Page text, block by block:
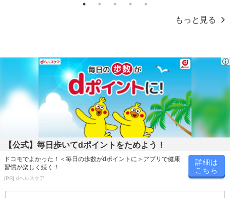
あらかじめご了承いただいた上でお申込みください。なお、本理由
【お支払いについて】
※お支払い方法は、電話料金合算払い、クレジットカード払い、dポ
イントがご利用いただけます。
【発送・お届け・商品について】
※お申込み頂きました商品の同梱、お届けの日時指定はいたしかね
※お客様のご都合でお受取りいただけない場合、商品の再発送や返
金はいたしかねます。
また、お届け日時のご指定は、お受けできません。宅配業者からの
不在票にてご対応ください。
1 2 3 4 5
もっと見る
【公式】毎日歩いてdポイントをためよう！
ドコモでよかった！＜毎日の歩数がdポイントに＞アプリで健康
習慣が楽しく続く！
[PR] dヘルスケア
詳細は
こちら